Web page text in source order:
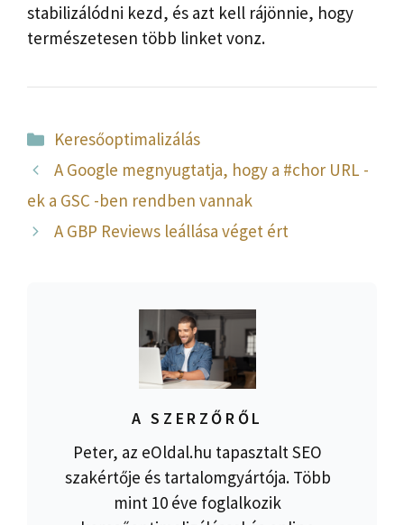
stabilizálódni kezd, és azt kell rájönnie, hogy
természetesen több linket vonz.
Kategória
Keresőoptimalizálás
A Google megnyugtatja, hogy a #chor URL -
ek a GSC -ben rendben vannak
A GBP Reviews leállása véget ért
A SZERZŐRŐL
Peter, az eOldal.hu tapasztalt SEO
szakértője és tartalomgyártója. Több
mint 10 éve foglalkozik